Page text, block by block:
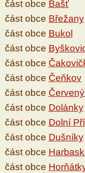
část obce Bašť
část obce Břežany
část obce Bukol
část obce
část obce
část obce Čeňkov
část obce
část obce Dolánky
část obce Dolní
část obce Dušníky
část obce
část obce